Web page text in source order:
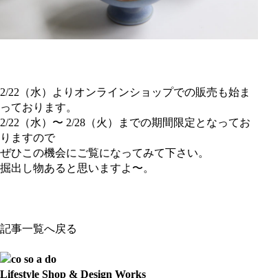
2/22（水）よりオンラインショップでの販売も始ま
っております。
2/22（水）〜 2/28（火）までの期間限定となってお
りますので
ぜひこの機会にご覧になってみて下さい。
掘出し物あると思いますよ〜。
記事一覧へ戻る
Lifestyle Shop & Design Works